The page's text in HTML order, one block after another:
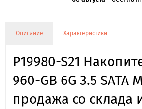
Описание Характеристики
P19980-S21
960-GB 6G 3.5 SATA
продажа со склада